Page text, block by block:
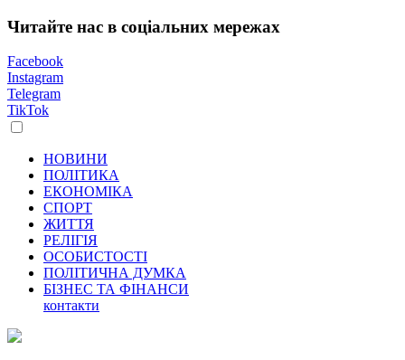
Читайте нас в соціальних мережах
Facebook
Instagram
Telegram
TikTok
НОВИНИ
ПОЛІТИКА
ЕКОНОМІКА
СПОРТ
ЖИТТЯ
РЕЛІГІЯ
ОСОБИСТОСТІ
ПОЛІТИЧНА ДУМКА
БІЗНЕС ТА ФІНАНСИ
контакти